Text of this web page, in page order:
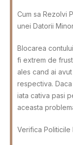
Cum sa Rezolvi
unei Datorii
Blocarea
fi extrem de
ales cand ai
respectiva.
iata cativa pasi
aceasta
Verifica Politicile